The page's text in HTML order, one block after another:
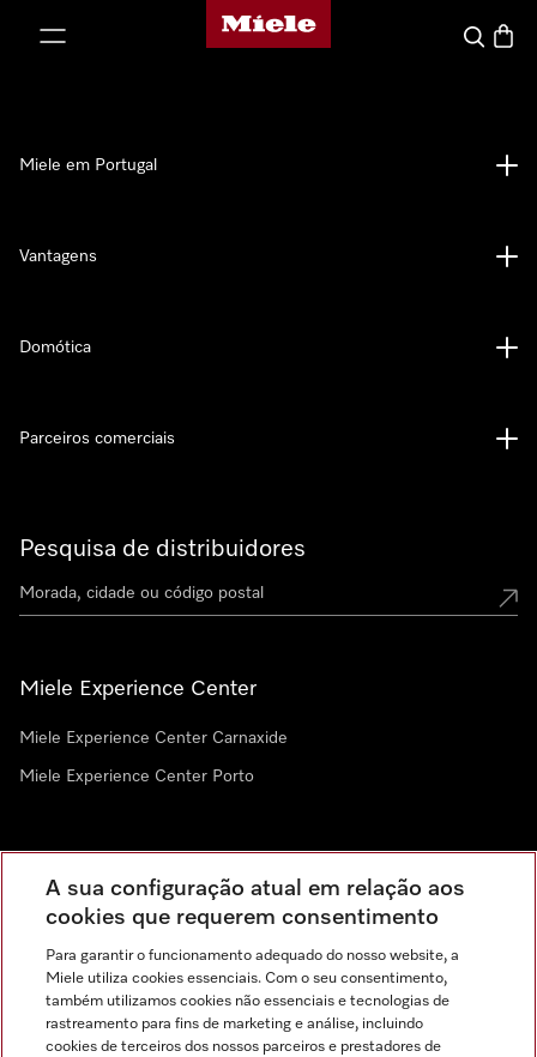
Página principal da Miele
Pesquisa
Pesquisa de distribuidores
Miele Experience Center
Miele Experience Center Carnaxide
Miele Experience Center Porto
Miele em Portugal
Vantagens
Domótica
Parceiros comerciais
A sua configuração atual em relação aos
cookies que requerem consentimento
Para garantir o funcionamento adequado do nosso website, a
Miele utiliza cookies essenciais. Com o seu consentimento,
também utilizamos cookies não essenciais e tecnologias de
rastreamento para fins de marketing e análise, incluindo
cookies de terceiros dos nossos parceiros e prestadores de